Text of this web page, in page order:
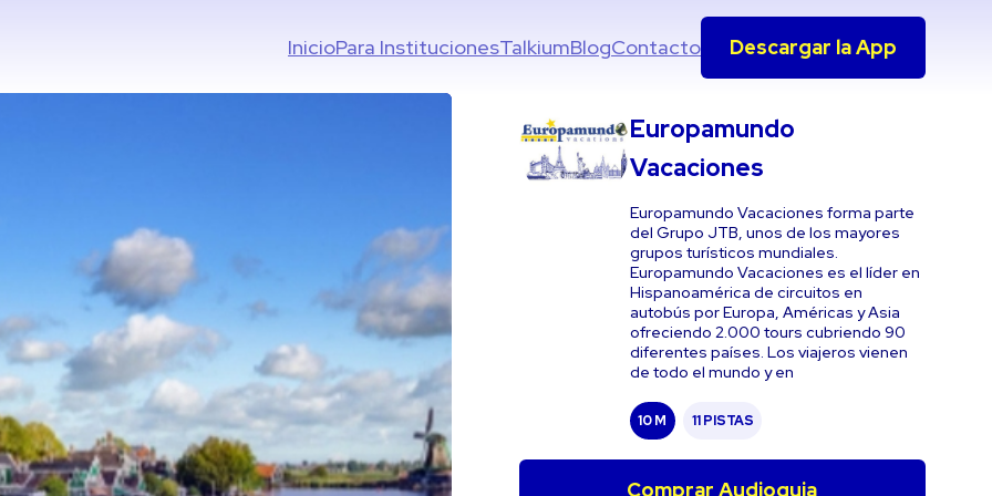
InicioPara InstitucionesTalkiumBlogContacto Descargar la App
Europamundo
Vacaciones
Europamundo Vacaciones forma parte
del Grupo JTB, unos de los mayores
grupos turísticos mundiales.
Europamundo Vacaciones es el líder en
Hispanoamérica de circuitos en
autobús por Europa, Américas y Asia
ofreciendo 2.000 tours cubriendo 90
diferentes países. Los viajeros vienen
de todo el mundo y en
10 M 11 PISTAS
Comprar Audioguia